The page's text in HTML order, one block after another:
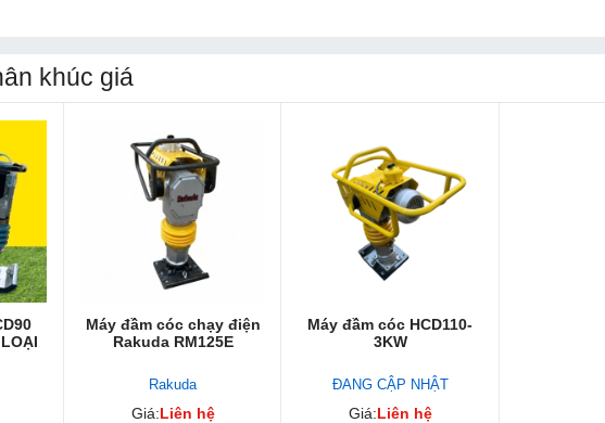
khúc giá
Máy đầm cóc chạy điện
Rakuda RM125E
Rakuda
Giá:Liên hệ
Máy đầm cóc HCD110-
3KW
ĐANG CẬP NHẬT
Giá:Liên hệ